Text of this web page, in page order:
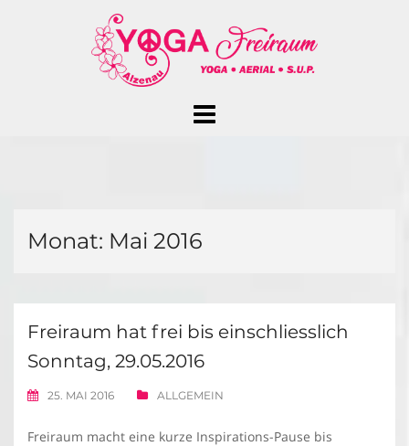
Monat: Mai 2016
Freiraum hat frei bis einschliesslich
Sonntag, 29.05.2016
25. MAI 2016 ALLGEMEIN
Freiraum macht eine kurze Inspirations-Pause bis